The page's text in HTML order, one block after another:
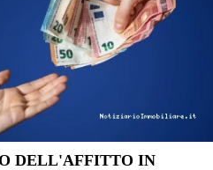
DELL'AFFITTO IN